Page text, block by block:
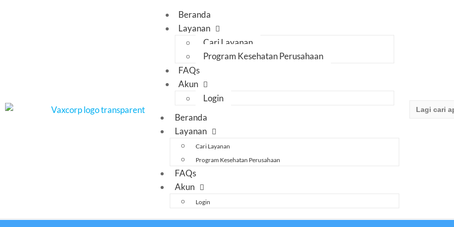
Beranda
Layanan
Cari Layanan
Program Kesehatan Perusahaan
FAQs
Akun
Login
Beranda
Layanan
Cari Layanan
Program Kesehatan Perusahaan
FAQs
Akun
Login
for: